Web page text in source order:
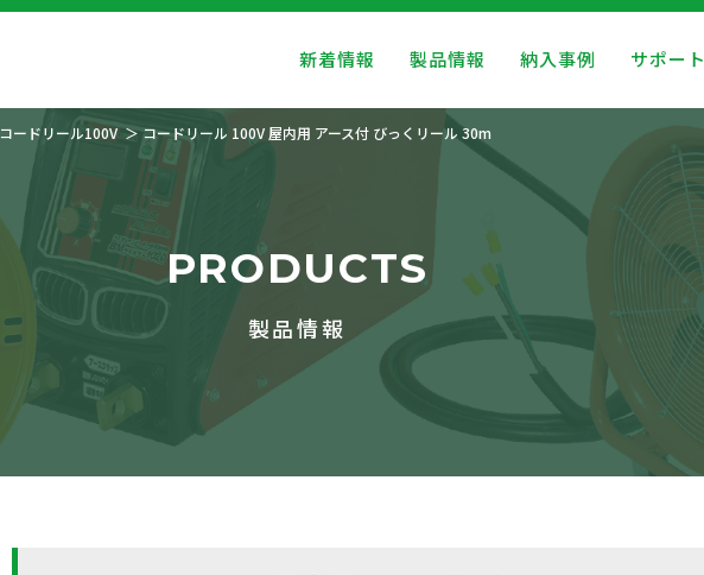
新着情報 製品情報 納入事例 サポート
コードリール100V コードリール 100V 屋内用 アース付 びっくリール 30m
PRODUCTS
製品情報